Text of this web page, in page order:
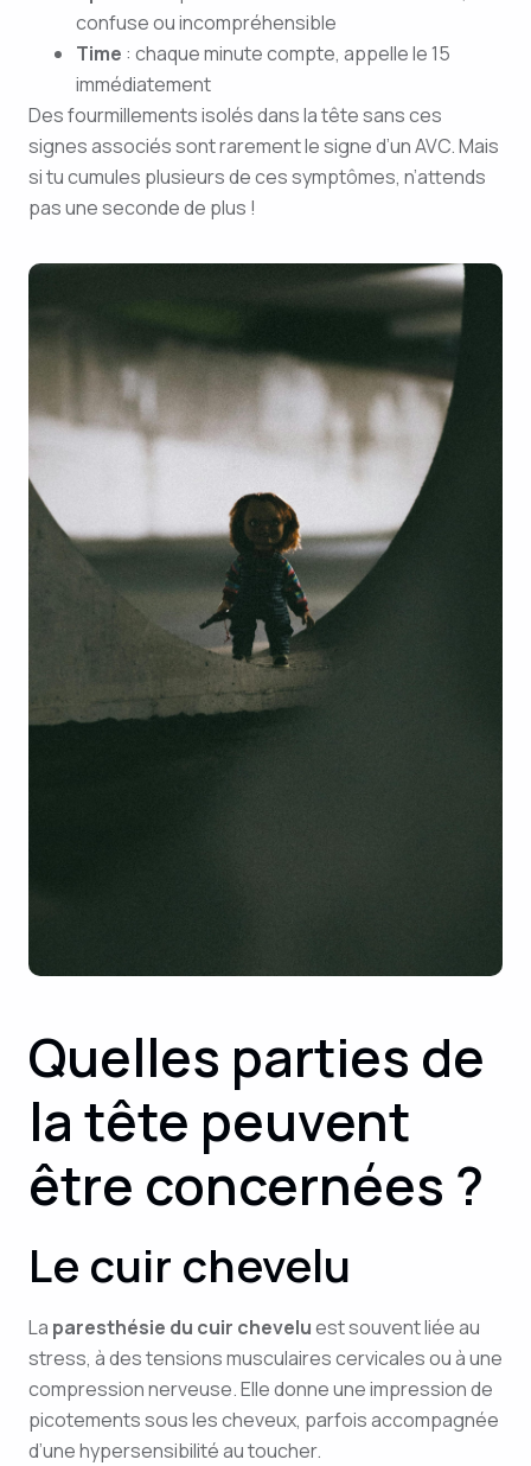
confuse ou incompréhensible
Time : chaque minute compte, appelle le 15
immédiatement
Des fourmillements isolés dans la tête sans ces
signes associés sont rarement le signe d’un AVC. Mais
si tu cumules plusieurs de ces symptômes, n’attends
pas une seconde de plus !
Quelles parties de
la tête peuvent
être concernées ?
Le cuir chevelu
La paresthésie du cuir cheveluest souvent liée au
stress, à des tensions musculaires cervicales ou à une
compression nerveuse. Elle donne une impression de
picotements sous les cheveux, parfois accompagnée
d’une hypersensibilité au toucher.